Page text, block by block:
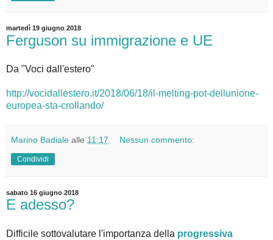
martedì 19 giugno 2018
Ferguson su immigrazione e UE
Da "Voci dall'estero"
http://vocidallestero.it/2018/06/18/il-melting-pot-dellunione-
europea-sta-crollando/
Marino Badiale alle 11:17 Nessun commento:
Condividi
sabato 16 giugno 2018
E adesso?
Difficile sottovalutare l'importanza della progressiva